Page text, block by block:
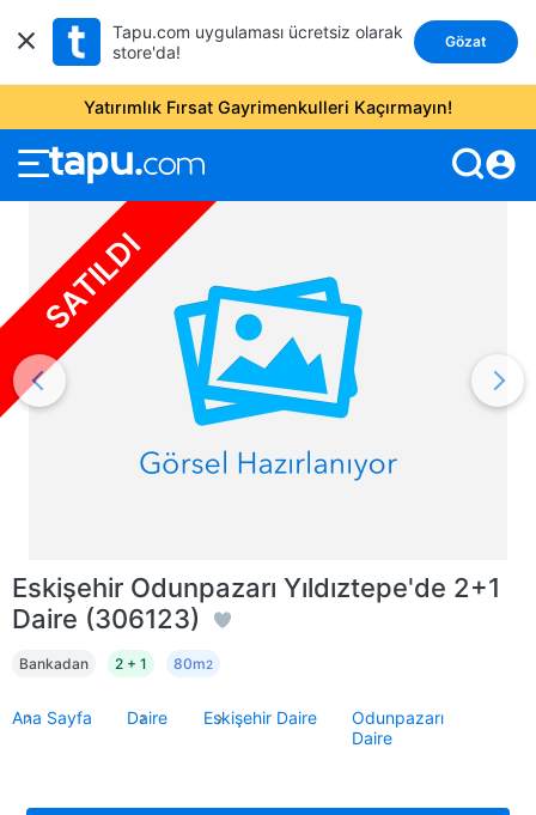
Tapu.com uygulaması ücretsiz olarak
store'da!
Gözat
Yatırımlık Fırsat Gayrimenkulleri Kaçırmayın!
account_circle
SATILDI
Eskişehir Odunpazarı Yıldıztepe'de 2+1
Daire (306123)
Bankadan 2 + 1 80m2
Ana Sayfa Daire Eskişehir Daire
Odunpazarı
Daire